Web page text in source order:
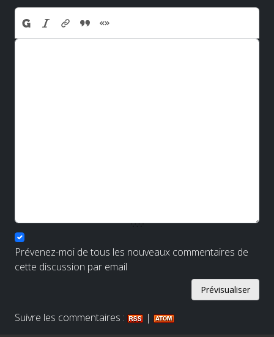
Prévenez-moi de tous les nouveaux commentaires de
cette discussion par email
Suivre les commentaires : |